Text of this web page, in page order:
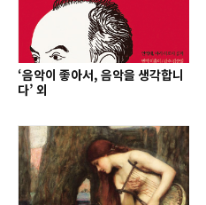
‘음악이 좋아서, 음악을 생각합니
다’ 외